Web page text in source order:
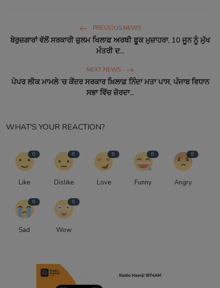
PREVIOUS NEWS
ਬੇਰੁਜ਼ਗਾਰਾਂ ਵੱਲੋਂ ਸਰਕਾਰੀ ਜ਼ੁਲਮ ਖਿਲਾਫ਼ ਅਰਥੀ ਫੂਕ ਮੁਜ਼ਾਹਰਾ, 10 ਜੂਨ ਨੂੰ ਮੁੱਖ
ਮੰਤਰੀ ਦ...
NEXT NEWS
ਪੇਪਰ ਲੀਕ ਮਾਮਲੇ 'ਚ ਕੇਂਦਰ ਸਰਕਾਰ ਖ਼ਿਲਾਫ਼ ਨਿੰਦਾ ਮਤਾ ਪਾਸ, ਪੰਜਾਬ ਵਿਧਾਨ
ਸਭਾ ਵਿੱਚ ਜ਼ੋਰਦਾ...
WHAT'S YOUR REACTION?
0
Like
0
Dislike
0
Love
0
Funny
0
Angry
0
Sad
0
Wow